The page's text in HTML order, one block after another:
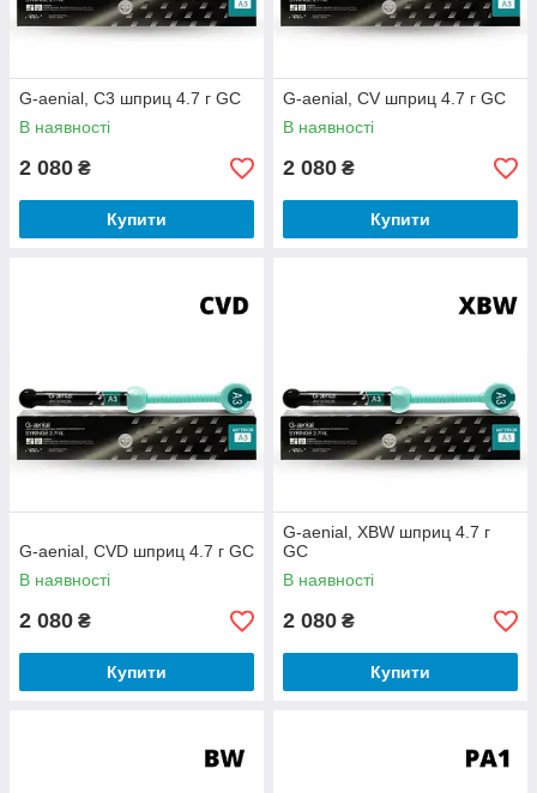
G-aenial, С3 шприц 4.7 г GC
В наявності
2 080 ₴
Купити
G-aenial, CV шприц 4.7 г GC
В наявності
2 080 ₴
Купити
G-aenial, CVD шприц 4.7 г GC
В наявності
2 080 ₴
Купити
G-aenial, XBW шприц 4.7 г
GC
В наявності
2 080 ₴
Купити